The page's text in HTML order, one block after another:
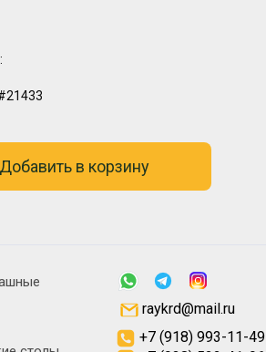
Добавить в корзину
+7 (918) 993-11-49
raykrd@mail.ru